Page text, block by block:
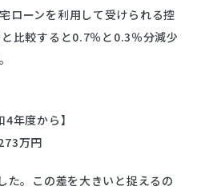
ローンを利用して受けられる控
比較すると0.7％と0.3％分減少
年度から】
万円
た。この差を大きいと捉えるの